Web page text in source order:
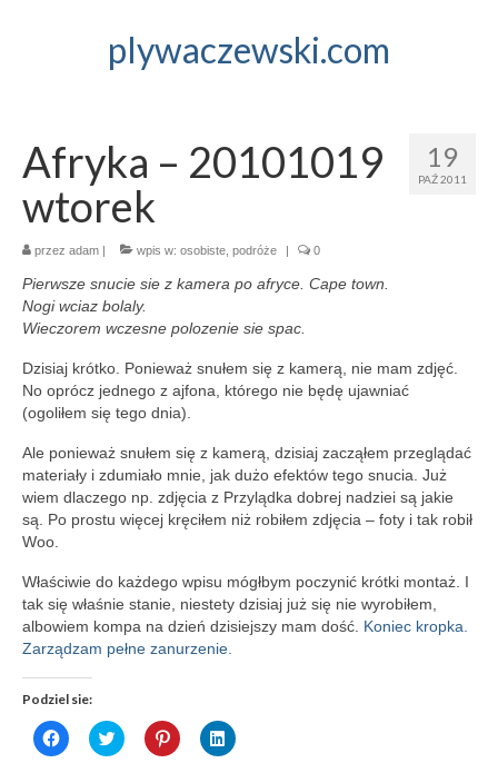
plywaczewski.com
19
PAŹ 2011
Afryka – 20101019
wtorek
przez adam | wpis w: osobiste podróże | 0
Pierwsze snucie sie z kamera po afryce. Cape town.
Nogi wciaz bolaly.
Wieczorem wczesne polozenie sie spac.
Dzisiaj krótko. Ponieważ snułem się z kamerą, nie mam zdjęć.
No oprócz jednego z ajfona, którego nie będę ujawniać
(ogoliłem się tego dnia).
Ale ponieważ snułem się z kamerą, dzisiaj zacząłem przeglądać
materiały i zdumiało mnie, jak dużo efektów tego snucia. Już
wiem dlaczego np. zdjęcia z Przylądka dobrej nadziei są jakie
są. Po prostu więcej kręciłem niż robiłem zdjęcia – foty i tak robił
Woo.
Właściwie do każdego wpisu mógłbym poczynić krótki montaż. I
tak się właśnie stanie, niestety dzisiaj już się nie wyrobiłem,
albowiem kompa na dzień dzisiejszy mam dość. Koniec kropka.
Zarządzam pełne zanurzenie.
Podziel sie:
Click
to
Click
to
Click
to
Click
to